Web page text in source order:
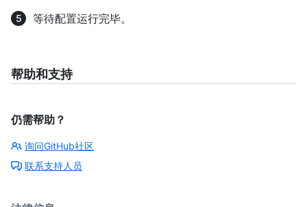
等待配置运行完毕。
帮助和支持
仍需帮助？
询问GitHub社区
联系支持人员